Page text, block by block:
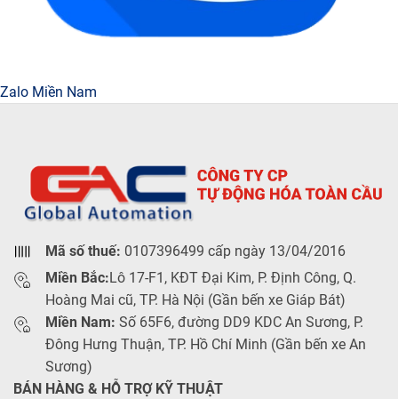
Zalo Miền Nam
Mã số thuế: 0107396499 cấp ngày 13/04/2016
Miền Bắc:Lô 17-F1, KĐT Đại Kim, P. Định Công, Q.
Hoàng Mai cũ, TP. Hà Nội (Gần bến xe Giáp Bát)
Miền Nam: Số 65F6, đường DD9 KDC An Sương, P.
Đông Hưng Thuận, TP. Hồ Chí Minh (Gần bến xe An
Sương)
BÁN HÀNG & HỖ TRỢ KỸ THUẬT